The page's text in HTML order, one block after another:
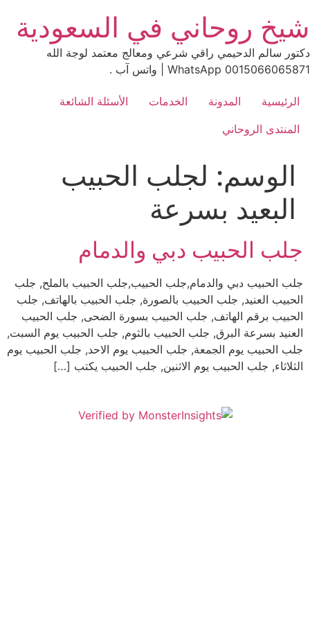
to
content
شيخ روحاني في السعودية
دكتور سالم الدحيمي راقي شرعي ومعالج معتمد لوجة الله
0015066065871 WhatsApp | واتس آب .
الرئيسية المدونة الخدمات
الأسئلة الشائعة
المنتدى الروحاني
الوسم: لجلب الحبيب
البعيد بسرعة
جلب الحبيب دبي والدمام
جلب الحبيب دبي والدمام,جلب الحبيب,جلب الحبيب بالملح, جلب
الحبيب العنيد, جلب الحبيب بالصورة, جلب الحبيب بالهاتف, جلب
الحبيب برقم الهاتف, جلب الحبيب بسورة الضحى, جلب الحبيب
العنيد بسرعة البرق, جلب الحبيب بالثوم, جلب الحبيب يوم السبت,
جلب الحبيب يوم الجمعة, جلب الحبيب يوم الاحد, جلب الحبيب يوم
الثلاثاء, جلب الحبيب يوم الاثنين, جلب الحبيب يكتب […]